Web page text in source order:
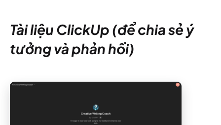
Tài liệu ClickUp (để chia sẻ ý
tưởng và phản hồi)